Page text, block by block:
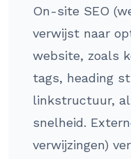
On-site SEO
verwijst naar
website, zoals
tags, heading
linkstructuur,
snelheid.
verwijzingen)